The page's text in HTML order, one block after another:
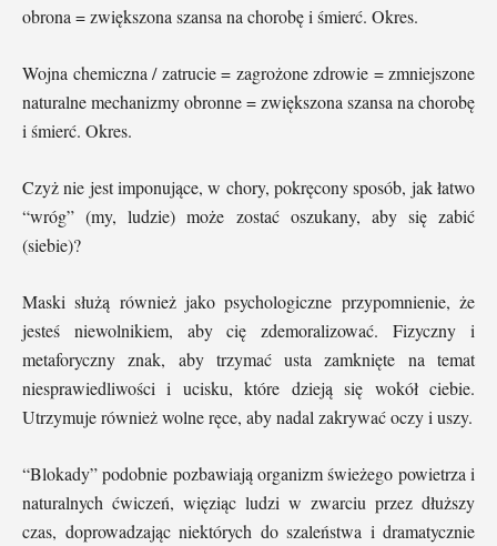
obrona = zwiększona szansa na chorobę i śmierć. Okres.
Wojna chemiczna / zatrucie = zagrożone zdrowie = zmniejszone
naturalne mechanizmy obronne = zwiększona szansa na chorobę
i śmierć. Okres.
Czyż nie jest imponujące, w chory, pokręcony sposób, jak łatwo
“wróg” (my, ludzie) może zostać oszukany, aby się zabić
(siebie)?
Maski służą również jako psychologiczne przypomnienie, że
jesteś niewolnikiem, aby cię zdemoralizować. Fizyczny i
metaforyczny znak, aby trzymać usta zamknięte na temat
niesprawiedliwości i ucisku, które dzieją się wokół ciebie.
Utrzymuje również wolne ręce, aby nadal zakrywać oczy i uszy.
“Blokady” podobnie pozbawiają organizm świeżego powietrza i
naturalnych ćwiczeń, więziąc ludzi w zwarciu przez dłuższy
czas, doprowadzając niektórych do szaleństwa i dramatycznie